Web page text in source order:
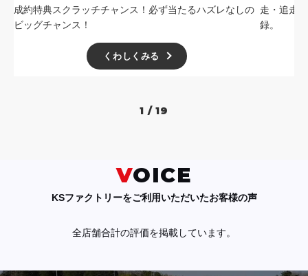
成約特典スクラッチチャンス！必ず当たるハズレなしの
ビッグチャンス！
くわしくみる
走・追走
録。
1 / 19
VOICE
KSファクトリーをご利用いただいたお客様の声
全店舗合計の評価を掲載しています。